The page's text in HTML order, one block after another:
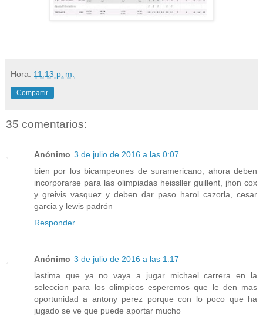
Hora: 11:13 p. m.
Compartir
35 comentarios:
Anónimo 3 de julio de 2016 a las 0:07
bien por los bicampeones de suramericano, ahora deben
incorporarse para las olimpiadas heissller guillent, jhon cox
y greivis vasquez y deben dar paso harol cazorla, cesar
garcia y lewis padrón
Responder
Anónimo 3 de julio de 2016 a las 1:17
lastima que ya no vaya a jugar michael carrera en la
seleccion para los olimpicos esperemos que le den mas
oportunidad a antony perez porque con lo poco que ha
jugado se ve que puede aportar mucho